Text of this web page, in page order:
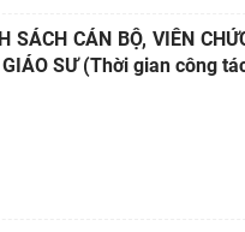
SÁCH CÁN BỘ, VIÊN
GIÁO SƯ (Thời gian công